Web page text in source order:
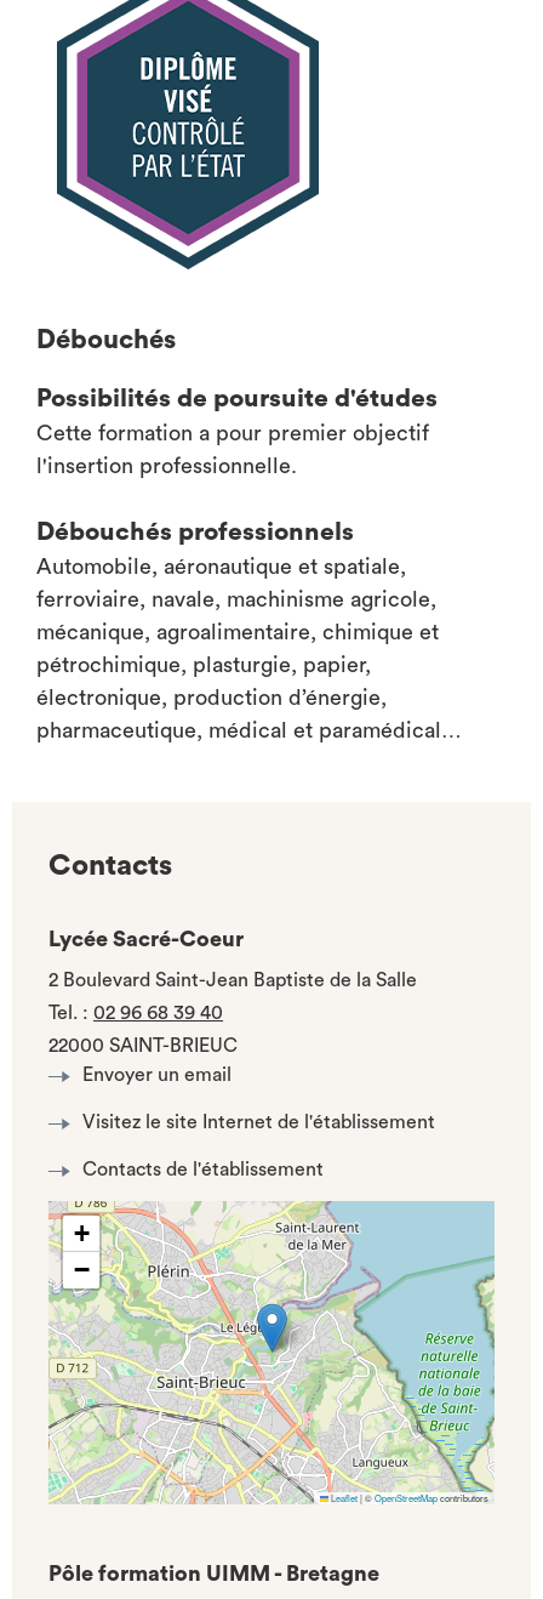
Débouchés
Possibilités de poursuite d'études
Cette formation a pour premier objectif
l'insertion professionnelle.
Débouchés professionnels
Automobile, aéronautique et spatiale,
ferroviaire, navale, machinisme agricole,
mécanique, agroalimentaire, chimique et
pétrochimique, plasturgie, papier,
électronique, production d’énergie,
pharmaceutique, médical et paramédical…
Contacts
Lycée Sacré-Coeur
2 Boulevard Saint-Jean Baptiste de la Salle
Tel. : 02 96 68 39 40
22000 SAINT-BRIEUC
Envoyer un email
Visitez le site Internet de l'établissement
Contacts de l'établissement
+
−
Leaflet|©OpenStreetMapcontributors
Pôle formation UIMM - Bretagne